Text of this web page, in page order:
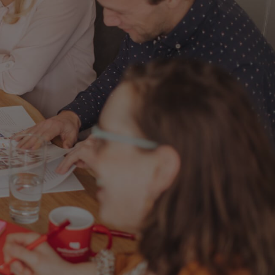
Script.com-
te
Script.com is
Analytics - wat
om unieke
in elk
, sessie-
van
Het slaat een
deze bij en
te houden.
Analytics,
waarop het
die wordt
op